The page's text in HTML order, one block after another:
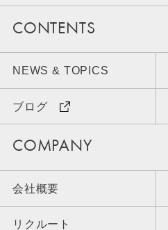
CONTENTS
NEWS & TOPICS
ブログ
COMPANY
会社概要
リクルート